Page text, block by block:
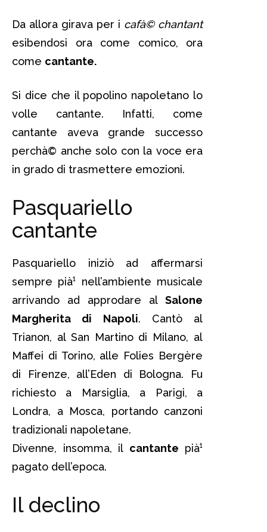
Da allora girava per i cafà© chantant
esibendosi ora come comico, ora
come cantante.
Si dice che il popolino napoletano lo
volle cantante. Infatti, come
cantante aveva grande successo
perchà© anche solo con la voce era
in grado di trasmettere emozioni.
Pasquariello
cantante
Pasquariello iniziò ad affermarsi
sempre pià¹ nell’ambiente musicale
arrivando ad approdare al Salone
Margherita di Napoli. Cantò al
Trianon, al San Martino di Milano, al
Maffei di Torino, alle Folies Bergère
di Firenze, all’Eden di Bologna. Fu
richiesto a Marsiglia, a Parigi, a
Londra, a Mosca, portando canzoni
tradizionali napoletane.
Divenne, insomma, il cantante pià¹
pagato dell’epoca.
Il declino